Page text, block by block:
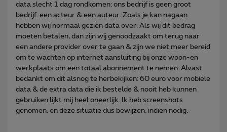
data slecht 1 dag rondkomen: ons bedrijf is geen groot
bedrijf: een acteur & een auteur. Zoals je kan nagaan
hebben wij normaal gezien data over. Als wij dit bedrag
moeten betalen, dan zijn wij genoodzaakt om terug naar
een andere provider over te gaan & zijn we niet meer bereid
om te wachten op internet aansluiting bij onze woon-en
werkplaats om een totaal abonnement te nemen. Alvast
bedankt om dit alsnog te herbekijken: 60 euro voor mobiele
data & de extra data die ik bestelde & nooit heb kunnen
gebruiken lijkt mij heel oneerlijk. Ik heb screenshots
genomen, en deze situatie dus bewijzen, indien nodig.